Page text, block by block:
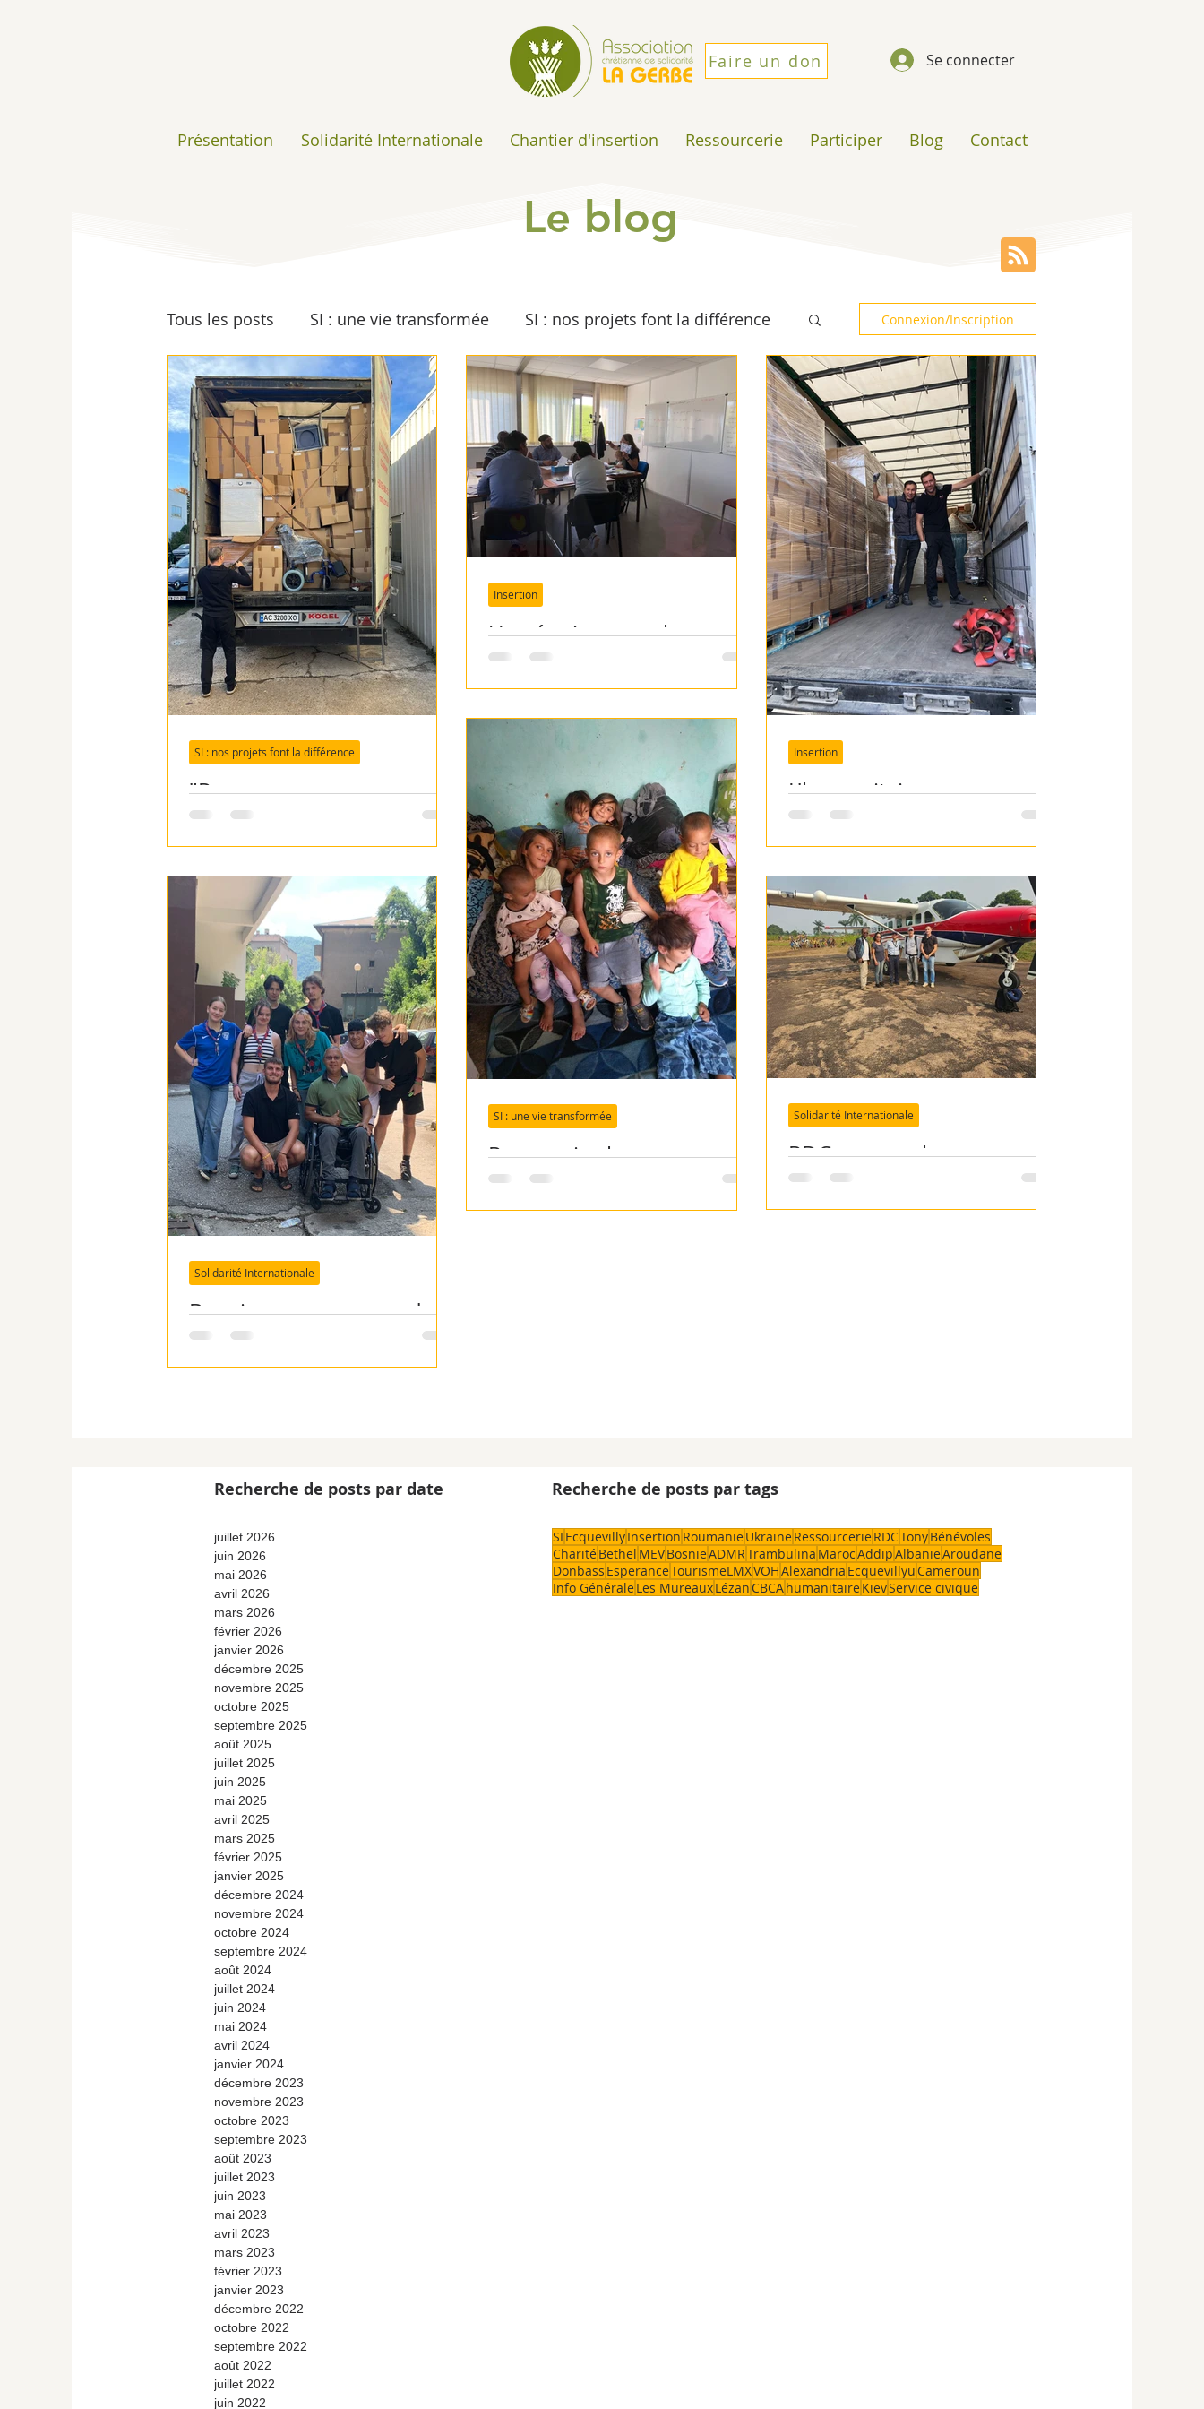
Se connecter
Faire un don
Présentation Solidarité Internationale Chantier d'insertion Ressourcerie Participer Blog Contact
Le blog
Tous les posts SI : une vie transformée SI : nos projets font la différence
Insertion Ressourcerie Solidarité Internationale Espérance
Bénévoles Contact SI : Roumanie SI : Ukraine SI : Bosnie
SI : RDCongo SI : Cameroun SI : Maroc SI Roumanie - ADDIP
SI Roumanie - ADMR SI Roumanie - Trambulina SI Roumanie - Bethel
SI Roumanie - MEV SI évènements
Connexion/Inscription
"Pouvez-vous nous
envoyer du matériel?"
SI : nos projets font la différence
Une équipe pour les cours
de français et maths
Insertion
L'humanitaire comme
chemin d'insertion
Insertion
Bosnie : compagnons de
route
Solidarité Internationale
Roumanie : le courage
d'agir
SI : une vie transformée
RDC : penser le
développement
Solidarité Internationale
Recherche de posts par date
juillet 2026
juin 2026
mai 2026
avril 2026
mars 2026
février 2026
janvier 2026
décembre 2025
novembre 2025
octobre 2025
septembre 2025
août 2025
juillet 2025
juin 2025
mai 2025
avril 2025
mars 2025
février 2025
janvier 2025
décembre 2024
novembre 2024
octobre 2024
septembre 2024
août 2024
juillet 2024
juin 2024
mai 2024
avril 2024
janvier 2024
décembre 2023
novembre 2023
octobre 2023
septembre 2023
août 2023
juillet 2023
juin 2023
mai 2023
avril 2023
mars 2023
février 2023
janvier 2023
décembre 2022
octobre 2022
septembre 2022
août 2022
juillet 2022
juin 2022
Recherche de posts par tags
SI EcquevillyInsertion RoumanieUkraineRessourcerieRDCTonyBénévoles
CharitéBethel MEVBosnieADMRTrambulina MarocAddipAlbanieAroudane
Donbass EsperanceTourismeLMXVOHAlexandria Ecquevillyu Cameroun
Info GénéraleLes MureauxLézan CBCAhumanitaireKievService civique